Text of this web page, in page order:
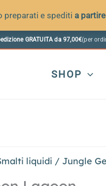
preparati e spediti a
GRATUITA da 97,00€(per
SHOP
liquidi / Jungle